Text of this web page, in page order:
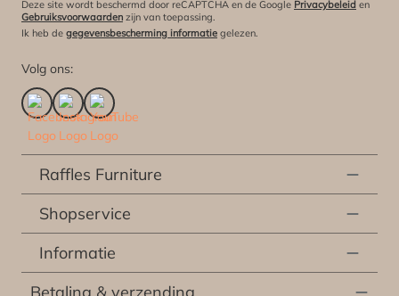
Deze site wordt beschermd door reCAPTCHA en de Google Privacybeleid en
Gebruiksvoorwaarden zijn van toepassing.
Ik heb de gegevensbescherming informatie gelezen.
Volg ons:
Raffles Furniture
Shopservice
Informatie